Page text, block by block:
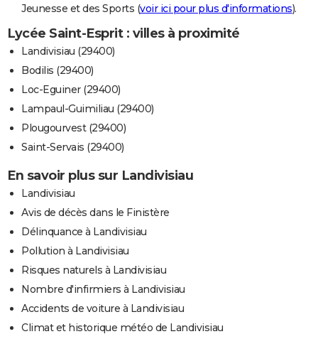
Jeunesse et des Sports (voir ici pour plus d'informations).
Lycée Saint-Esprit : villes à proximité
Landivisiau (29400)
Bodilis (29400)
Loc-Eguiner (29400)
Lampaul-Guimiliau (29400)
Plougourvest (29400)
Saint-Servais (29400)
En savoir plus sur Landivisiau
Landivisiau
Avis de décès dans le Finistère
Délinquance à Landivisiau
Pollution à Landivisiau
Risques naturels à Landivisiau
Nombre d'infirmiers à Landivisiau
Accidents de voiture à Landivisiau
Climat et historique météo de Landivisiau